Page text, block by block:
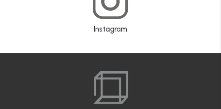
Instagram